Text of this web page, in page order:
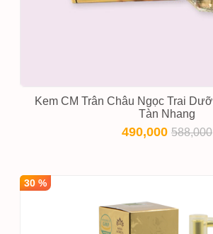
Kem CM Trân Châu Ngọc Trai
Tàn Nhang
490,000588,000
30 %